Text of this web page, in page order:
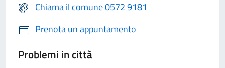
Chiama il comune 0572 9181
Prenota un appuntamento
Problemi in città